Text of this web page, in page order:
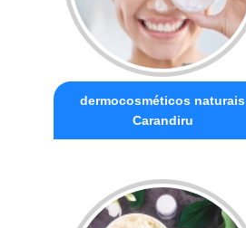
dermocosméticos naturais
Carandiru